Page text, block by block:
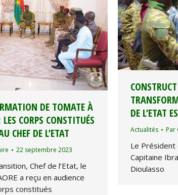
DE TOMATE À
CORPS CONSTITUÉS
CHEF DE L’ETAT
22 septembre 2023
Chef de l’Etat, le
a reçu en audience
constitués
DE L’ETAT
Actualités Par
Le Président
Capitaine
Dioulasso